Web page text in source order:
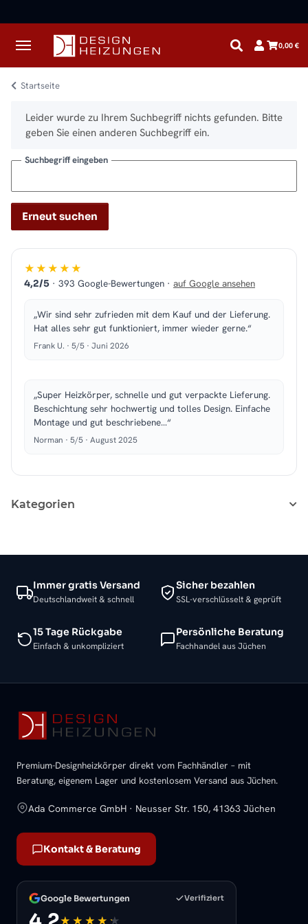
0,00 €
Startseite
x
Leider wurde zu Ihrem Suchbegriff nichts gefunden. Bitte
geben Sie einen anderen Suchbegriff ein.
Suchbegriff eingeben
Erneut suchen
★★★★★
4,2/5 · 393 Google-Bewertungen · auf Google ansehen
„Wir sind sehr zufrieden mit dem Kauf und der Lieferung.
Hat alles sehr gut funktioniert, immer wieder gerne.“
Frank U. · 5/5 · Juni 2026
„Super Heizkörper, schnelle und gut verpackte Lieferung.
Beschichtung sehr hochwertig und tolles Design. Einfache
Montage und gut beschriebene…“
Norman · 5/5 · August 2025
Kategorien
Immer gratis Versand
Deutschlandweit & schnell
Sicher bezahlen
SSL-verschlüsselt & geprüft
15 Tage Rückgabe
Einfach & unkompliziert
Persönliche Beratung
Fachhandel aus Jüchen
Premium-Designheizkörper direkt vom Fachhändler – mit
Beratung, eigenem Lager und kostenlosem Versand aus Jüchen.
Ada Commerce GmbH · Neusser Str. 150, 41363 Jüchen
Kontakt & Beratung
Google Bewertungen Verifiziert